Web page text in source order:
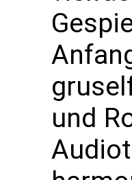
und